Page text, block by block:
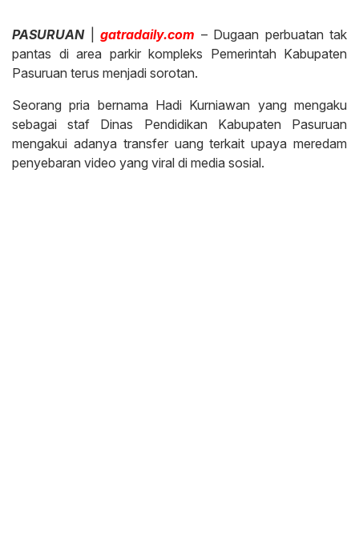
PASURUAN| gatradaily.com – Dugaan perbuatan tak
pantas di area parkir kompleks Pemerintah Kabupaten
Pasuruan terus menjadi sorotan.
Seorang pria bernama Hadi Kurniawan yang mengaku
sebagai staf Dinas Pendidikan Kabupaten Pasuruan
mengakui adanya transfer uang terkait upaya meredam
penyebaran video yang viral di media sosial.